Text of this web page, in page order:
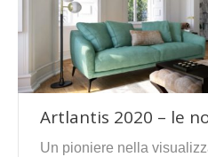
Artlantis 2020 – le
Un pioniere nella